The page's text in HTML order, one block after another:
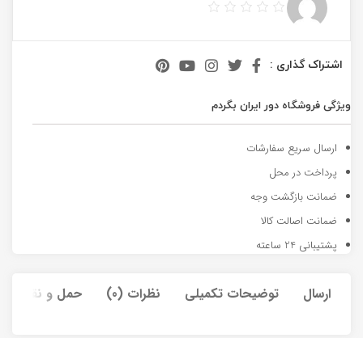
اشتراک گذاری :
ویژگی فروشگاه دور ایران بگردم
ارسال سریع سفارشات
پرداخت در محل
ضمانت بازگشت وجه
ضمانت اصالت کالا
پشتیبانی 24 ساعته
ارسال توضیحات تکمیلی نظرات (0) حمل و نقل کالا